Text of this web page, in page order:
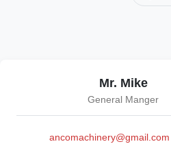
Mr. Mike
General Manger
ancomachinery@gmail.com